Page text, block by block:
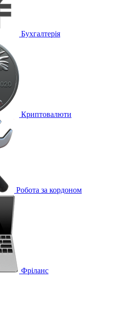
Бухгалтерія
Криптовалюти
Робота за кордоном
Фріланс